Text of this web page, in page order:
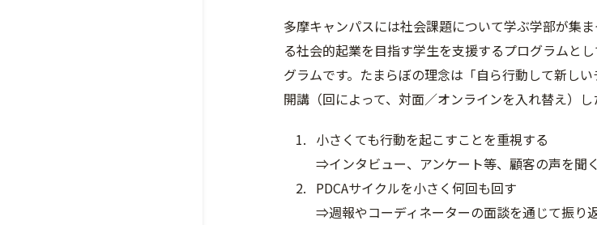
多摩キャンパスには社会課題について学ぶ学部が集
る社会的起業を目指す学生を支援するプログラムと
グラムです。たまらぼの理念は「自ら行動して新し
開講（回によって、対面／オンラインを入れ替え）
小さくても行動を起こすことを重視する
⇒インタビュー、アンケート等、顧客の声を聞く
PDCAサイクルを小さく何回も回す
⇒週報やコーディネーターの面談を通じて振り